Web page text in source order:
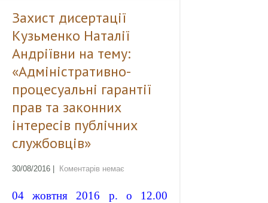
Захист дисертації
Кузьменко Наталії
Андріївни на тему:
«Адміністративно-
процесуальні гарантії
прав та законних
інтересів публічних
службовців»
30/08/2016 Коментарів немає
04 жовтня 2016 р. о 12.00